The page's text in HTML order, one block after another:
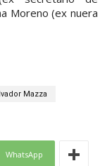
Moreno (ex nuera
Mazza
WhatsApp